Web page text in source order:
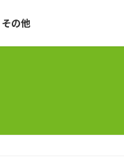
その他